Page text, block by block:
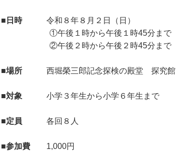
■日時令和８年８月２日（日）
①午後１時から午後１時45分まで
②午後２時から午後２時45分まで
■場所 西堀榮三郎記念探検の殿堂 探究館
■対象 小学３年生から小学６年生まで
■定員 各回８人
■参加費 1,000円